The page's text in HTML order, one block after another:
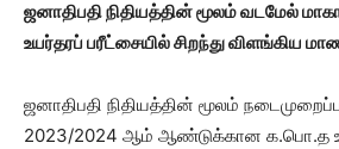
ஜனாதிபதி நிதியத்தின் மூலம் வடமேல்
உயர்தரப் பரீட்சையில் சிறந்து விளங்கிய
ஜனாதிபதி நிதியத்தின் மூலம்
2023/2024 ஆம் ஆண்டுக்கான க.பொ.த